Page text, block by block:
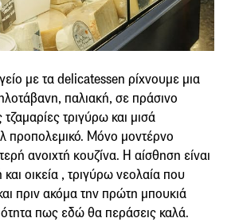
με τα delicatessen ρίχνουμε μια
παλιακή, σε πράσινο
τριγύρω και μισά
προπολεμικό. Μόνο μοντέρνο
ανοιχτή κουζίνα. Η αίσθηση είναι
και οικεία , τριγύρω νεολαία που
πριν ακόμα την πρώτη μπουκιά
πως εδώ θα περάσεις καλά.